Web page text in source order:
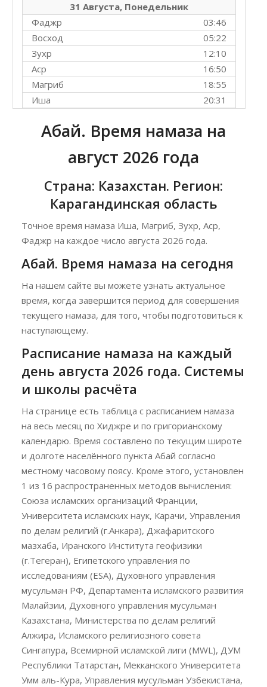
31 Августа, Понедельник
03:46
Фаджр
05:22
Восход
12:10
Зухр
16:50
Аср
18:55
Магриб
20:31
Иша
Абай. Время намаза на
август 2026 года
Страна: Казахстан. Регион:
Карагандинская область
Точное время намаза Иша, Магриб, Зухр, Аср,
Фаджр на каждое число августа 2026 года.
Абай. Время намаза на сегодня
На нашем сайте вы можете узнать актуальное
время, когда завершится период для совершения
текущего намаза, для того, чтобы подготовиться к
наступающему.
Расписание намаза на каждый
день августа 2026 года. Системы
и школы расчёта
На странице есть таблица с расписанием намаза
на весь месяц по Хиджре и по григорианскому
календарю. Время составлено по текущим широте
и долготе населённого пункта Абай согласно
местному часовому поясу. Кроме этого, установлен
1 из 16 распространенных методов вычисления:
Союза исламских организаций Франции,
Университета исламских наук, Карачи, Управления
по делам религий (г.Анкара), Джафаритского
мазхаба, Иранского Института геофизики
(г.Тегеран), Египетского управления по
исследованиям (ESA), Духовного управления
мусульман РФ, Департамента исламского развития
Малайзии, Духовного управления мусульман
Казахстана, Министерства по делам религий
Алжира, Исламского религиозного совета
Сингапура, Всемирной исламской лиги (MWL), ДУМ
Республики Татарстан, Мекканского Университета
Умм аль-Кура, Управления мусульман Узбекистана,